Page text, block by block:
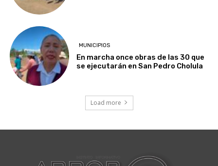
MUNICIPIOS
En marcha once obras de las 30 que
se ejecutarán en San Pedro Cholula
Load more